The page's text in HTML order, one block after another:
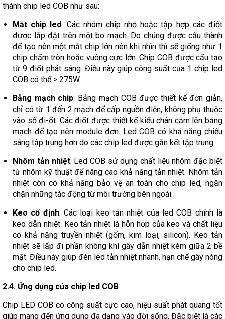
thành chip led COB như sau:
Mắt chip led: Các nhóm chip nhỏ hoặc tập hợp các điốt
được lắp đặt trên một bo mạch. Do chúng được cấu thành
để tạo nên một mắt chip lớn nên khi nhìn thì sẽ giống như 1
chip chấm tròn hoặc vuông cực lớn. Chip COB được cấu tạo
từ 9 điốt phát sáng. Điều này giúp công suất của 1 chip led
COB có thể > 275W.
Bảng mạch chip: Bảng mạch COB được thiết kế đơn giản,
chỉ có từ 1 đến 2 mạch để cấp nguồn điện, không phụ thuộc
vào số đi-ốt. Các điốt được thiết kế kiểu chân cắm lên bảng
mạch để tạo nên module đơn. Led COB có khả năng chiếu
sáng tập trung hơn do các chip led được gắn kết tập trung.
Nhôm tản nhiệt: Led COB sử dụng chất liệu nhôm đặc biệt
từ nhôm kỹ thuật để nâng cao khả năng tản nhiệt. Nhôm tản
nhiệt còn có khả năng bảo vệ an toàn cho chip led, ngăn
chặn những tác động từ môi trường bên ngoài.
Keo cố định: Các loại keo tản nhiệt của led COB chính là
keo dẫn nhiệt. Keo tản nhiệt là hỗn hợp của keo và chất liệu
có khả năng truyền nhiệt (gốm, kim loại, silicon). Keo tản
nhiệt sẽ lấp đi phần không khí gây dẫn nhiệt kém giữa 2 bề
mặt. Điều này giúp đèn led tản nhiệt nhanh, hạn chế gây nóng
cho chip led.
2.4. Ứng dụng của chip led COB
Chip LED COB có công suất cực cao, hiệu suất phát quang tốt
giúp mang đến ứng dụng đa dạng vào đời sống. Đặc biệt là các